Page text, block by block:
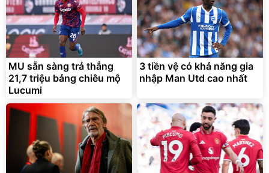
MU sẵn sàng trả thẳng
21,7 triệu bảng chiêu mộ
Lucumi
3 tiền vệ có khả năng gia
nhập Man Utd cao nhất